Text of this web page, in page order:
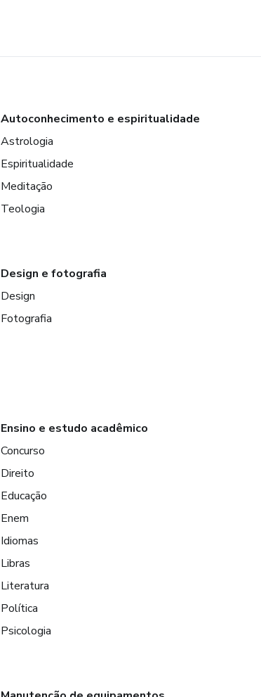
Autoconhecimento e espiritualidade
Astrologia
Espiritualidade
Meditação
Teologia
Design e fotografia
Design
Fotografia
Ensino e estudo acadêmico
Concurso
Direito
Educação
Enem
Idiomas
Libras
Literatura
Política
Psicologia